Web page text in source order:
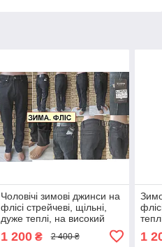
Чоловічі зимові джинси на
флісі стрейчеві, щільні,
дуже теплі, на високий
зріст VINGVGS, Туреччина
1 200₴ 2 400 ₴ 1